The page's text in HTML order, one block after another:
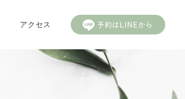
アクセス